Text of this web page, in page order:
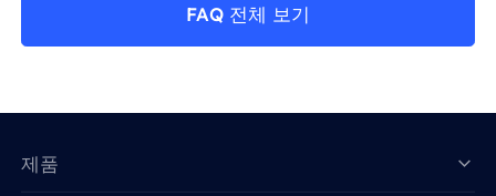
FAQ 전체 보기
제품